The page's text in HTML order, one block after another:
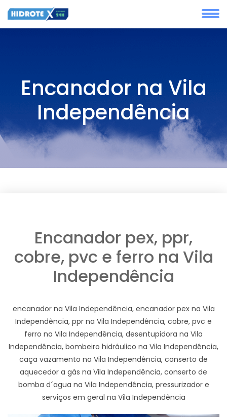
Encanador na Vila
Independência
Encanador pex, ppr,
cobre, pvc e ferro na Vila
Independência
encanador na Vila Independência, encanador pex na Vila
Independência, ppr na Vila Independência, cobre, pvc e
ferro na Vila Independência, desentupidora na Vila
Independência, bombeiro hidráulico na Vila Independência,
caça vazamento na Vila Independência, conserto de
aquecedor a gás na Vila Independência, conserto de
bomba d´agua na Vila Independência, pressurizador e
serviços em geral na Vila Independência